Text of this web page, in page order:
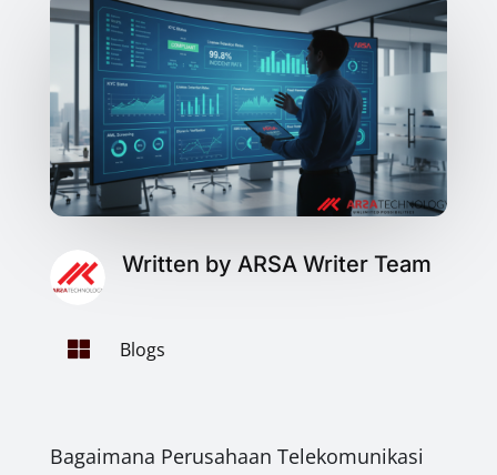
Written by ARSA Writer Team
 Blogs
Bagaimana Perusahaan Telekomunikasi